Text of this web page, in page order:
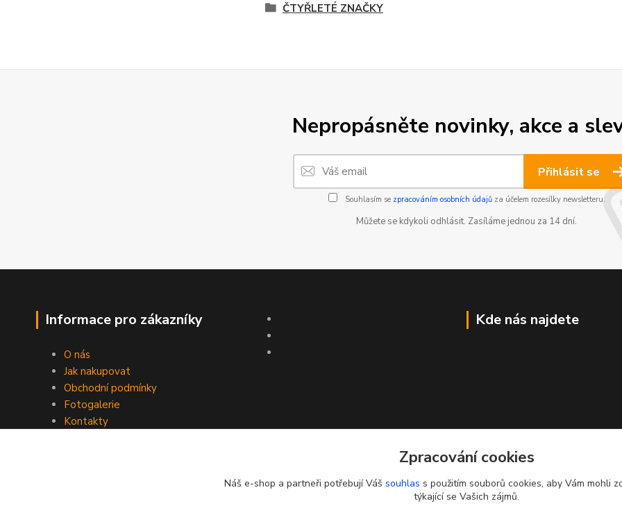
ČTYŘLETÉ ZNAČKY
Nepropásněte novinky, akce a
Přihlásit se
Souhlasím se zpracováním osobních údajůza účelem rozesílky newsletteru.
Můžete se kdykoli odhlásit. Zasíláme jednou za 14 dní.
Informace pro zákazníky
O nás
Jak nakupovat
Obchodní podmínky
Fotogalerie
Kontakty
Kde nás najdete
Zpracování cookies
Náš e-shop a partneři potřebují Váš souhlas s použitím souborů cookies, aby Vám mohli
týkající se Vašich zájmů.